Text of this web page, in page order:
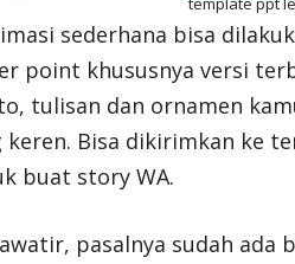
sederhana bisa
point khususnya versi
tulisan dan ornamen
keren. Bisa dikirimkan ke
buat story WA.
pasalnya sudah ada